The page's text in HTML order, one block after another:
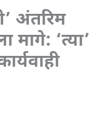
अंतरिम
‘त्या’